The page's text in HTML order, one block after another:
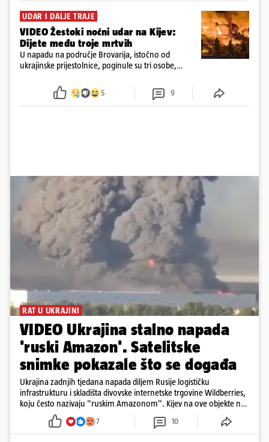
UDAR I DALJE TRAJE
VIDEO Žestoki noćni udar na Kijev:
Dijete među troje mrtvih
U napadu na područje Brovarija, istočno od
ukrajinske prijestolnice, poginule su tri osobe,
5 9
RAT U UKRAJINI
VIDEO Ukrajina stalno napada
'ruski Amazon'. Satelitske
snimke pokazale što se događa
Ukrajina zadnjih tjedana napada diljem Rusije logističku
infrastrukturu i skladišta divovske internetske trgovine Wildberries,
koju često nazivaju "ruskim Amazonom". Kijev na ove objekte ne
gleda samo kao na obična trgovačka skladišta, već tvrdi da ih ruske
snage koriste i za vojne potrebe, odnosno za skladištenje i
distribuciju dijelova za dronove i druge opreme koja se koristi u
7 10